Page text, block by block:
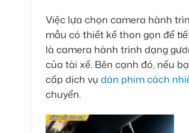
Việc lựa chọn camera hành
mẫu có thiết kế thon gọn để
là camera hành trình dạng
của tài xế. Bên cạnh đó, nếu
cấp dịch vụ dán phim cách
chuyển.